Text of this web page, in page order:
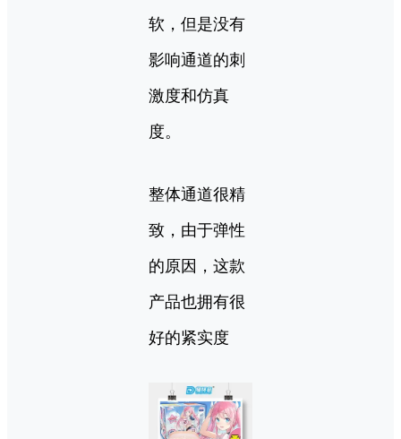
软，但是没有
影响通道的刺
激度和仿真
度。
整体通道很精
致，由于弹性
的原因，这款
产品也拥有很
好的紧实度